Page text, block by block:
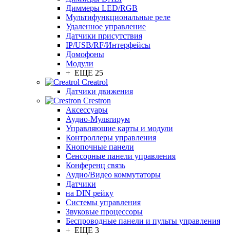
Диммеры LED/RGB
Мультифункциональные реле
Удаленное управление
Датчики присутствия
IP/USB/RF/Интерфейсы
Домофоны
Модули
+ ЕЩЕ 25
Creatrol
Датчики движения
Crestron
Аксессуары
Аудио-Мультирум
Управляющие карты и модули
Контроллеры управления
Кнопочные панели
Сенсорные панели управления
Конференц связь
Аудио/Видео коммутаторы
Датчики
на DIN рейку
Системы управления
Звуковые процессоры
Беспроводные панели и пульты управления
+ ЕЩЕ 3